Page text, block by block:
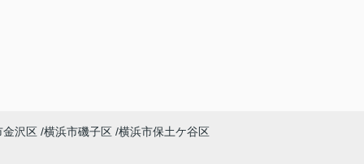
金沢区 横浜市磯子区 横浜市保土ケ谷区